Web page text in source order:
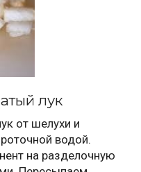
лук
от шелухи и
водой.
на разделочную